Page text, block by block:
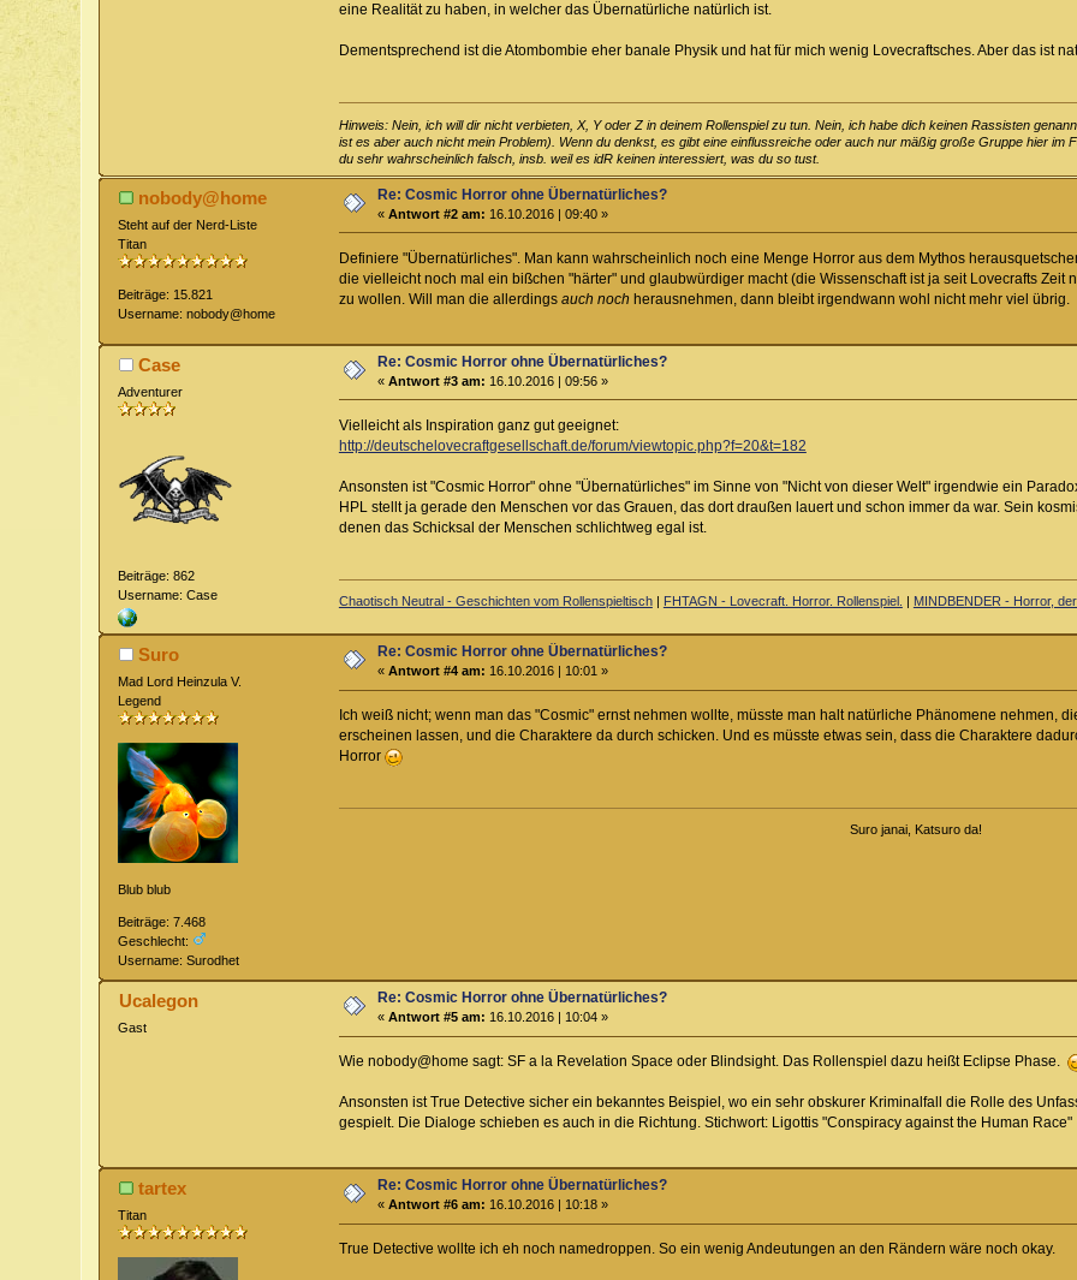
eine Realität zu haben, in welcher das Übernatürliche natürlich ist.
Dementsprechend ist die Atombombie eher banale Physik und hat für mich wenig Lovecraftsches. Aber das ist
Hinweis: Nein, ich will dir nicht verbieten, X, Y oder Z in deinem Rollenspiel zu tun. Nein, ich habe dich keinen Rassisten
ist es aber auch nicht mein Problem). Wenn du denkst, es gibt eine einflussreiche oder auch nur mäßig große Gruppe hier im
du sehr wahrscheinlich falsch, insb. weil es idR keinen interessiert, was du so tust.
nobody@home
Steht auf der Nerd-Liste
Titan
Beiträge: 15.821
Username: nobody@home
Re: Cosmic Horror ohne Übernatürliches?
«Antwort #2 am: 16.10.2016 | 09:40 »
Definiere "Übernatürliches". Man kann wahrscheinlich noch eine Menge Horror aus dem Mythos
die vielleicht noch mal ein bißchen "härter" und glaubwürdiger macht (die Wissenschaft ist ja seit Lovecrafts
zu wollen. Will man die allerdings auch noch herausnehmen, dann bleibt irgendwann wohl nicht mehr viel übrig.
Case
Adventurer
Beiträge: 862
Username: Case
Re: Cosmic Horror ohne Übernatürliches?
«Antwort #3 am: 16.10.2016 | 09:56 »
Vielleicht als Inspiration ganz gut geeignet:
http://deutschelovecraftgesellschaft.de/forum/viewtopic.php?f=20&t=182
Ansonsten ist "Cosmic Horror" ohne "Übernatürliches" im Sinne von "Nicht von dieser Welt" irgendwie ein
HPL stellt ja gerade den Menschen vor das Grauen, das dort draußen lauert und schon immer da war. Sein
denen das Schicksal der Menschen schlichtweg egal ist.
Chaotisch Neutral - Geschichten vom Rollenspieltisch| FHTAGN - Lovecraft. Horror. Rollenspiel. | MINDBENDER - Horror,
Suro
Mad Lord Heinzula V.
Legend
Blub blub
Beiträge: 7.468
Geschlecht:
Username: Surodhet
Re: Cosmic Horror ohne Übernatürliches?
«Antwort #4 am: 16.10.2016 | 10:01 »
Ich weiß nicht; wenn man das "Cosmic" ernst nehmen wollte, müsste man halt natürliche Phänomene nehmen,
erscheinen lassen, und die Charaktere da durch schicken. Und es müsste etwas sein, dass die Charaktere
Horror
Suro janai, Katsuro da!
Ucalegon
Gast
Re: Cosmic Horror ohne Übernatürliches?
«Antwort #5 am: 16.10.2016 | 10:04 »
Wie nobody@home sagt: SF a la Revelation Space oder Blindsight. Das Rollenspiel dazu heißt Eclipse Phase.
Ansonsten ist True Detective sicher ein bekanntes Beispiel, wo ein sehr obskurer Kriminalfall die Rolle des
gespielt. Die Dialoge schieben es auch in die Richtung. Stichwort: Ligottis "Conspiracy against the Human Race"
tartex
Titan
Re: Cosmic Horror ohne Übernatürliches?
«Antwort #6 am: 16.10.2016 | 10:18 »
True Detective wollte ich eh noch namedroppen. So ein wenig Andeutungen an den Rändern wäre noch okay.